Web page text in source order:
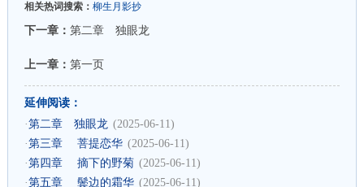
相关热词搜索： 柳生月影抄
下一章： 第二章 独眼龙
上一章： 第一页
延伸阅读：
·第二章 独眼龙 (2025-06-11)
·第三章 菩提恋华 (2025-06-11)
·第四章 摘下的野菊 (2025-06-11)
·第五章 鬓边的霜华 (2025-06-11)